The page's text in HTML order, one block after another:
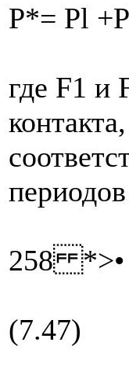
P*= Pl
где F1 и
258 *>•
(7.47)